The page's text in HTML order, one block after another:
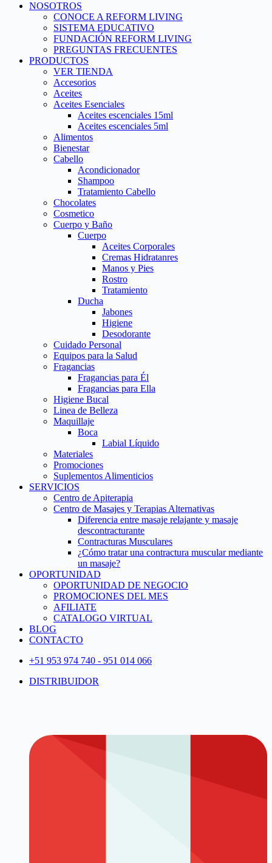
NOSOTROS
CONOCE A REFORM LIVING
SISTEMA EDUCATIVO
FUNDACIÓN REFORM LIVING
PREGUNTAS FRECUENTES
PRODUCTOS
VER TIENDA
Accesorios
Aceites
Aceites Esenciales
Aceites escenciales 15ml
Aceites escenciales 5ml
Alimentos
Bienestar
Cabello
Acondicionador
Shampoo
Tratamiento Cabello
Chocolates
Cosmetico
Cuerpo y Baño
Cuerpo
Aceites Corporales
Cremas Hidratanres
Manos y Pies
Rostro
Tratamiento
Ducha
Jabones
Higiene
Desodorante
Cuidado Personal
Equipos para la Salud
Fragancias
Fragancias para Él
Fragancias para Ella
Higiene Bucal
Linea de Belleza
Maquillaje
Boca
Labial Líquido
Materiales
Promociones
Suplementos Alimenticios
SERVICIOS
Centro de Apiterapia
Centro de Masajes y Terapias Alternativas
Diferencia entre masaje relajante y masaje
descontracturante
Contracturas Musculares
¿Cómo tratar una contractura muscular mediante
un masaje?
OPORTUNIDAD
OPORTUNIDAD DE NEGOCIO
PROMOCIONES DEL MES
AFILIATE
CATALOGO VIRTUAL
BLOG
CONTACTO
+51 953 974 740 - 951 014 066
DISTRIBUIDOR